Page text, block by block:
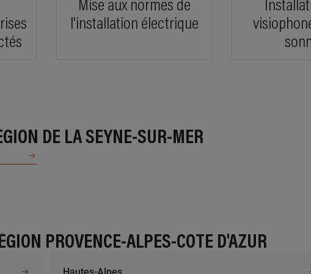
En savoir plus
En savoir plus
Mise aux normes de
l'installation électrique
DE LA SEYNE-SUR-MER
PROVENCE-ALPES-CÔTE D'AZUR